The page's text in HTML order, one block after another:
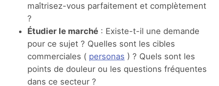
maîtrisez-vous parfaitement et complètement
?
Étudier le marché : Existe-t-il une demande
pour ce sujet ? Quelles sont les cibles
commerciales ( personas ) ? Quels sont les
points de douleur ou les questions fréquentes
dans ce secteur ?